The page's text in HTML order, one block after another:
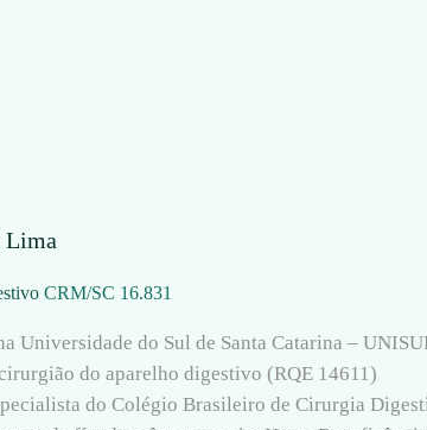
Lima
CRM/SC 16.831
Universidade do Sul de Santa Catarina –
do aparelho digestivo (RQE 14611)
do Colégio Brasileiro de Cirurgia